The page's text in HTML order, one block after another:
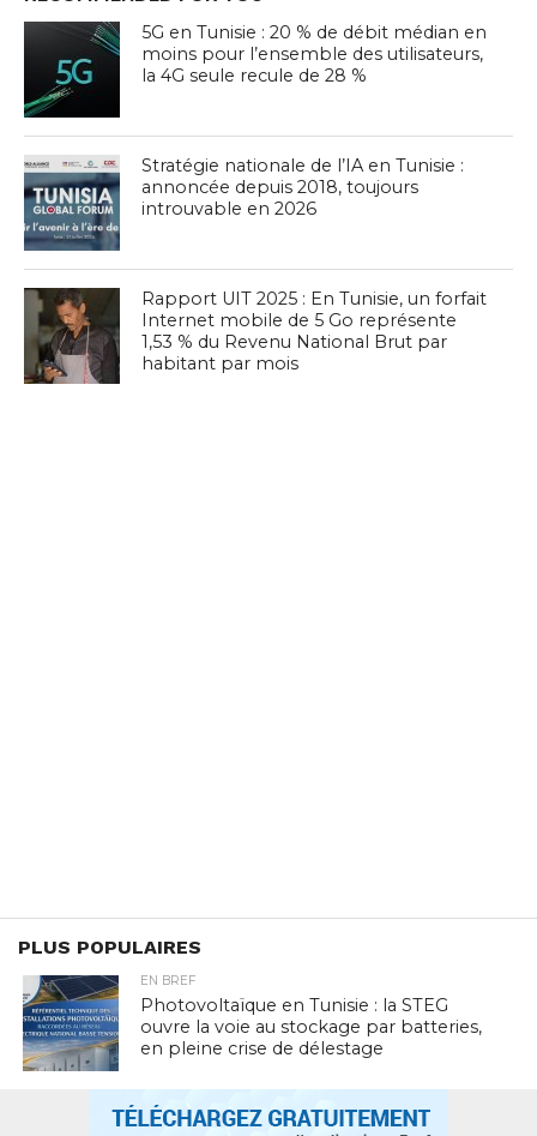
5G en Tunisie : 20 % de débit médian en
moins pour l’ensemble des utilisateurs,
la 4G seule recule de 28 %
Stratégie nationale de l’IA en Tunisie :
annoncée depuis 2018, toujours
introuvable en 2026
Rapport UIT 2025 : En Tunisie, un forfait
Internet mobile de 5 Go représente
1,53 % du Revenu National Brut par
habitant par mois
PLUS POPULAIRES
EN BREF
Photovoltaïque en Tunisie : la STEG
ouvre la voie au stockage par batteries,
en pleine crise de délestage